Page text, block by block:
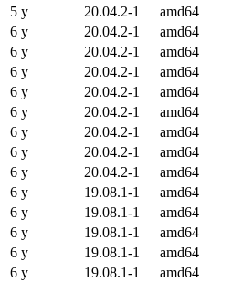
5 y
20.04.2-1 amd64
6 y
20.04.2-1 amd64
6 y
20.04.2-1 amd64
6 y
20.04.2-1 amd64
6 y
20.04.2-1 amd64
6 y
20.04.2-1 amd64
6 y
20.04.2-1 amd64
6 y
20.04.2-1 amd64
6 y
20.04.2-1 amd64
6 y
19.08.1-1 amd64
6 y
19.08.1-1 amd64
6 y
19.08.1-1 amd64
6 y
19.08.1-1 amd64
6 y
19.08.1-1 amd64